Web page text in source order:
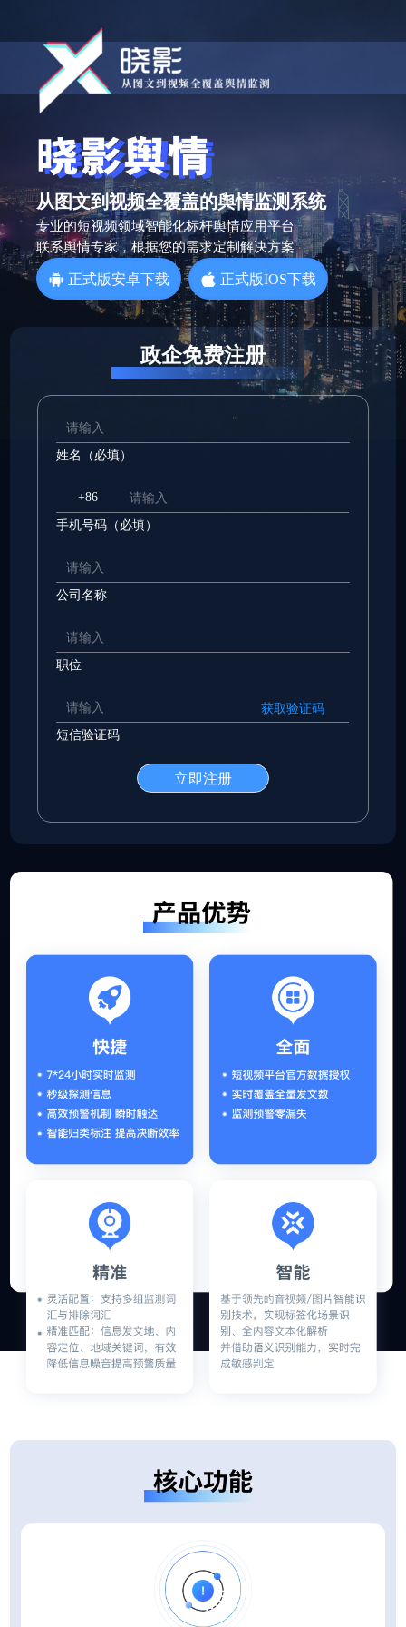
从图文到视频全覆盖的舆情监测系统
专业的短视频领域智能化标杆舆情应用平台
联系舆情专家，根据您的需求定制解决方案
正式版安卓下载 正式版IOS下载
政企免费注册
姓名（必填）
+86
手机号码（必填）
公司名称
职位
获取验证码
短信验证码
立即注册